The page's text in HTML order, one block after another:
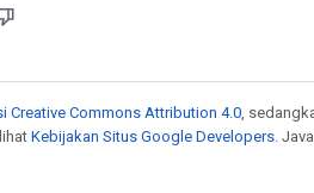
Creative Commons Attribution 4.0 ,
Kebijakan Situs Google Developers .